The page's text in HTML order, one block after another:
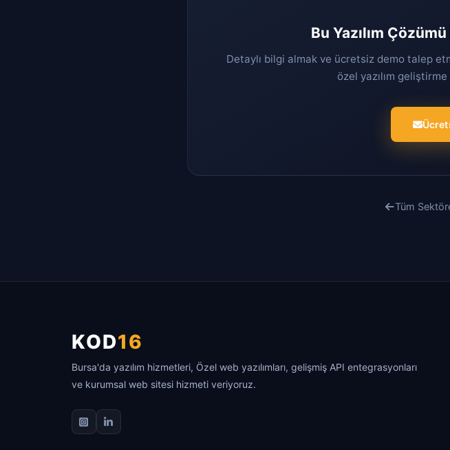
Bu Yazılım
Detaylı bilgi almak ve ücretsiz demo talep
özel yazılım
Tüm
KOD16
Bursa'da yazılım hizmetleri, Özel web yazılımları, gelişmiş API entegrasyonları
ve kurumsal web sitesi hizmeti veriyoruz.